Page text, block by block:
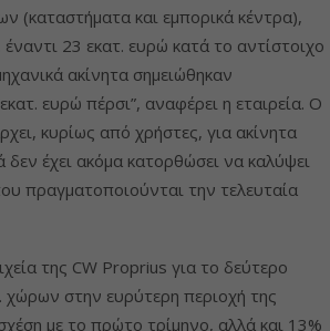
(καταστήματα και εμπορικά κέντρα),
23 εκατ. ευρώ κατά το αντίστοιχο
ακίνητα σημειώθηκαν
ευρώ πέρσι”, αναφέρει η εταιρεία. Ο
κυρίως από χρήστες, για ακίνητα
έχει ακόμα κατορθώσει να καλύψει
πραγματοποιούνται την τελευταία
της CW Proprius για το δεύτερο
στην ευρύτερη περιοχή της
με το πρώτο τρίμηνο, αλλά και 13%